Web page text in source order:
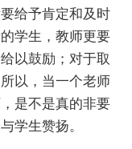
给予肯定和及时
学生，教师更要
以鼓励；对于取
以，当一个老师
是不是真的非要
学生赞扬。